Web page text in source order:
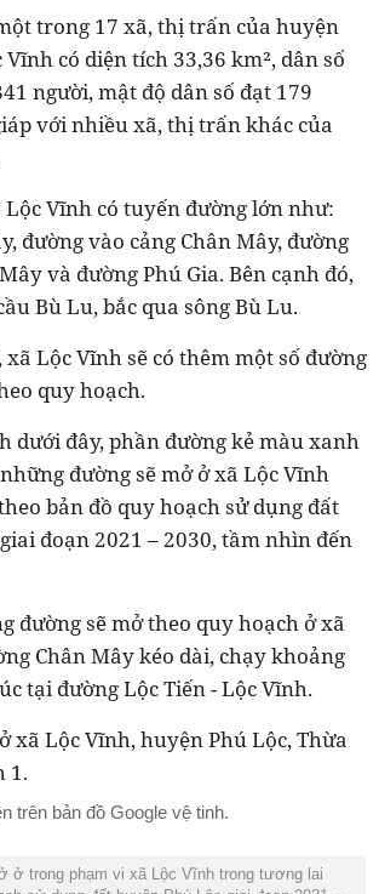
trong 17 xã, thị trấn của huyện
Vĩnh có diện tích 33,36 km², dân số
người, mật độ dân số đạt 179
với nhiều xã, thị trấn khác của
Vĩnh có tuyến đường lớn như:
đường vào cảng Chân Mây, đường
và đường Phú Gia. Bên cạnh đó,
Bù Lu, bắc qua sông Bù Lu.
Lộc Vĩnh sẽ có thêm một số đường
quy hoạch.
dưới đây, phần đường kẻ màu xanh
đường sẽ mở ở xã Lộc Vĩnh
bản đồ quy hoạch sử dụng đất
đoạn 2021 – 2030, tầm nhìn đến
đường sẽ mở theo quy hoạch ở xã
Chân Mây kéo dài, chạy khoảng
tại đường Lộc Tiến - Lộc Vĩnh.
trên bản đồ Google vệ tinh.
ở trong phạm vi xã Lộc Vĩnh trong tương lai